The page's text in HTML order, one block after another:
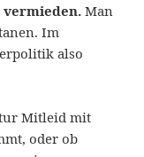
Man
Im
also
Mitleid mit
oder ob